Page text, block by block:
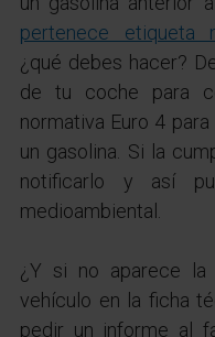
pertenece etiqueta
¿qué debes hacer?
de tu coche para
normativa Euro 4
un gasolina. Si la
notificarlo y así
medioambiental.
¿Y si no aparece
vehículo en la ficha
pedir un informe al